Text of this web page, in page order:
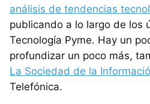
análisis de tendencias
publicando a lo largo de los
Tecnología Pyme. Hay un
profundizar un poco más,
La Sociedad de la
Telefónica.